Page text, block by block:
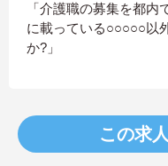
「介護職の募集を都
に載っている○○○○○以
か?」
この求